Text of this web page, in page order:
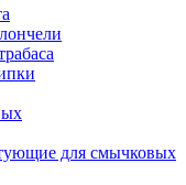
для смычковых